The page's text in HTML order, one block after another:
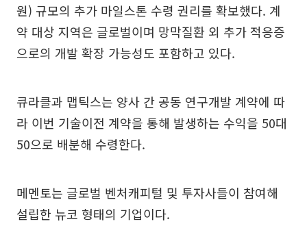
원) 규모의 추가 마일스톤 수령 권리를 확보했다. 계
약 대상 지역은 글로벌이며 망막질환 외 추가 적응증
으로의 개발 확장 가능성도 포함하고 있다.
큐라클과 맵틱스는 양사 간 공동 연구개발 계약에 따
라 이번 기술이전 계약을 통해 발생하는 수익을 50대
50으로 배분해 수령한다.
메멘토는 글로벌 벤처캐피털 및 투자사들이 참여해
설립한 뉴코 형태의 기업이다.